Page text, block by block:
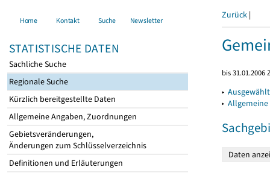
Home Kontakt Suche Newsletter
STATISTISCHE DATEN
Sachliche Suche
Regionale Suche
Kürzlich bereitgestellte Daten
Allgemeine Angaben, Zuordnungen
Gebietsveränderungen,
Änderungen zum Schlüsselverzeichnis
Definitionen und Erläuterungen
Zurück |
bis 31.01.2006
▸
▸